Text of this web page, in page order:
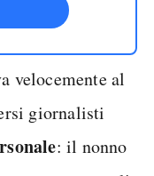
velocemente al
giornalisti
: il nonno